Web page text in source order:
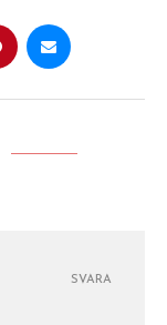
SVARA